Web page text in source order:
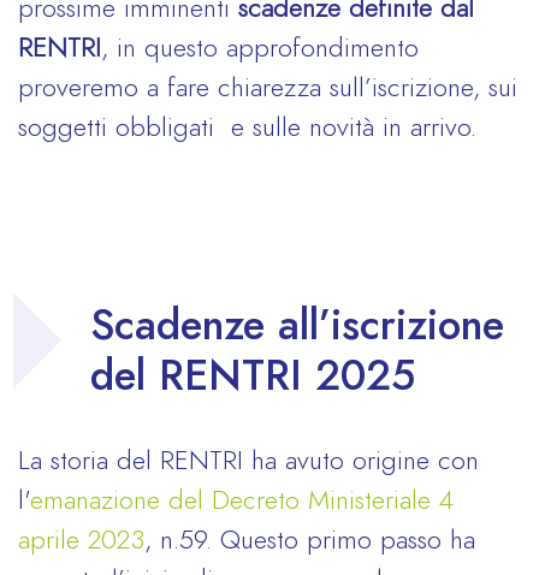
prossime imminenti scadenze definite dal
RENTRI , in questo approfondimento
proveremo a fare chiarezza sull’iscrizione, sui
soggetti obbligati e sulle novità in arrivo.
Scadenze all’iscrizione
del RENTRI 2025
La storia del RENTRI ha avuto origine con
l'emanazione del Decreto Ministeriale 4
aprile 2023, n.59. Questo primo passo ha